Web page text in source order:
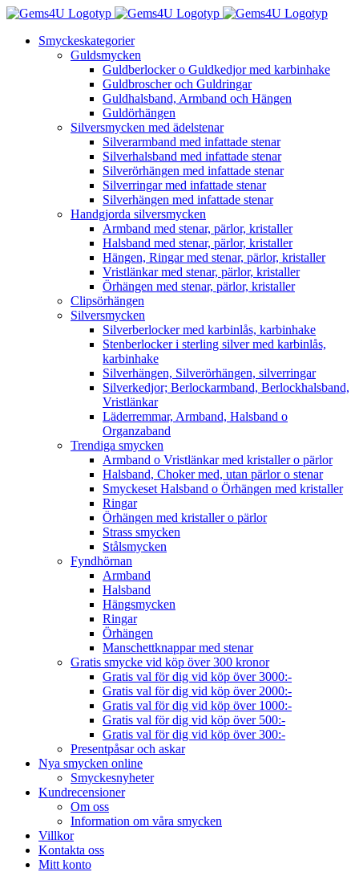
Fortsätt
innehålletSmyckeskategorier
Guldsmycken
Guldberlocker o Guldkedjor med karbinhake
Guldbroscher och Guldringar
Guldhalsband, Armband och Hängen
Guldörhängen
Silversmycken med ädelstenar
Silverarmband med infattade stenar
Silverhalsband med infattade stenar
Silverörhängen med infattade stenar
Silverringar med infattade stenar
Silverhängen med infattade stenar
Handgjorda silversmycken
Armband med stenar, pärlor, kristaller
Halsband med stenar, pärlor, kristaller
Hängen, Ringar med stenar, pärlor, kristaller
Vristlänkar med stenar, pärlor, kristaller
Örhängen med stenar, pärlor, kristaller
Clipsörhängen
Silversmycken
Silverberlocker med karbinlås, karbinhake
Stenberlocker i sterling silver med karbinlås,
karbinhake
Silverhängen, Silverörhängen, silverringar
Silverkedjor; Berlockarmband, Berlockhalsband,
Vristlänkar
Läderremmar, Armband, Halsband o
Organzaband
Trendiga smycken
Armband o Vristlänkar med kristaller o pärlor
Halsband, Choker med, utan pärlor o stenar
Smyckeset Halsband o Örhängen med kristaller
Ringar
Örhängen med kristaller o pärlor
Strass smycken
Stålsmycken
Fyndhörnan
Armband
Halsband
Hängsmycken
Ringar
Örhängen
Manschettknappar med stenar
Gratis smycke vid köp över 300 kronor
Gratis val för dig vid köp över 3000:-
Gratis val för dig vid köp över 2000:-
Gratis val för dig vid köp över 1000:-
Gratis val för dig vid köp över 500:-
Gratis val för dig vid köp över 300:-
Presentpåsar och askar
Nya smycken online
Smyckesnyheter
Kundrecensioner
Om oss
Information om våra smycken
Villkor
Kontakta oss
Mitt konto